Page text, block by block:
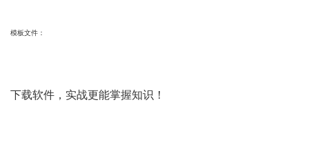
模板文件：
下载软件，实战更能掌握知识！